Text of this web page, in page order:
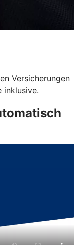
Versicherungen
inklusive.